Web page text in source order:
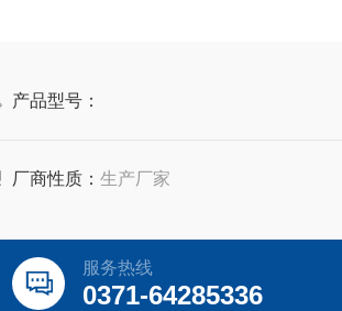
产品型号：
厂商性质： 生产厂家
服务热线
0371-64285336